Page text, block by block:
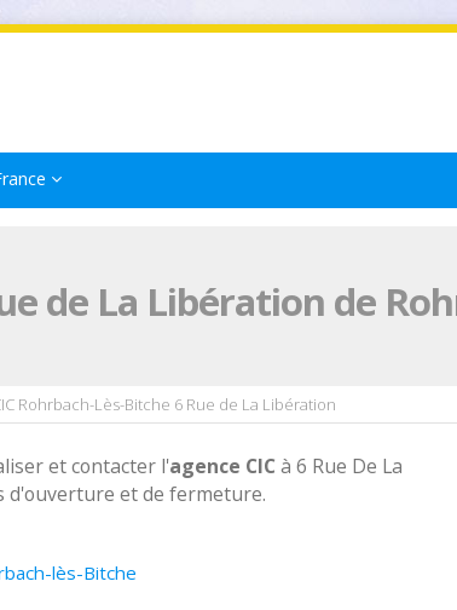
de La Libération de
Rohrbach-Lès-Bitche 6 Rue de La Libération
et contacter l'agence CIC à 6 Rue De La
d'ouverture et de fermeture.
lès-Bitche